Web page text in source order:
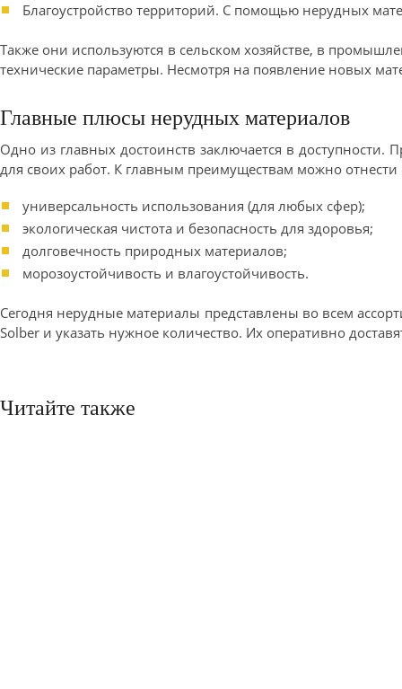
Благоустройство территорий. С помощью нерудных
Также они используются в сельском хозяйстве, в
технические параметры. Несмотря на появление новых
Главные плюсы нерудных материалов
Одно из главных достоинств заключается в
для своих работ. К главным преимуществам можно
универсальность использования (для любых сфер);
экологическая чистота и безопасность для здоровья;
долговечность природных материалов;
морозоустойчивость и влагоустойчивость.
Сегодня нерудные материалы представлены во всем
Solber и указать нужное количество. Их оперативно
Читайте также